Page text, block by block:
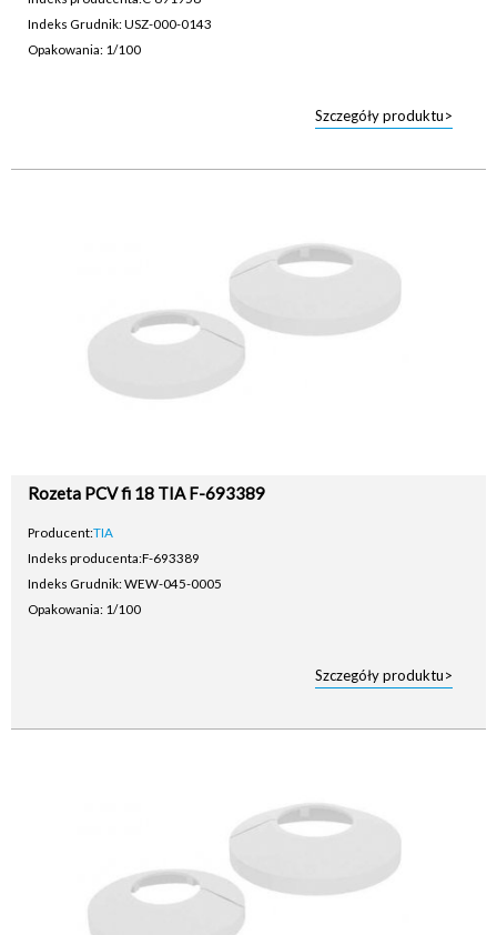
Indeks Grudnik: USZ-000-0143
Opakowania: 1/100
Szczegóły produktu>
Rozeta PCV fi 18 TIA F-693389
Producent:TIA
Indeks producenta:F-693389
Indeks Grudnik: WEW-045-0005
Opakowania: 1/100
Szczegóły produktu>